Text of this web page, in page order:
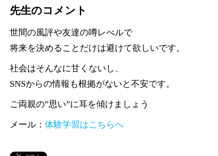
先生のコメント
世間の風評や友達の噂レべルで
将来を決めることだけは避けて欲しいです。
社会はそんなに甘くないし、
SNSからの情報も根拠がないと不安です。
ご両親の”思い”に耳を傾けましょう
メール： 体験学習はこちらへ